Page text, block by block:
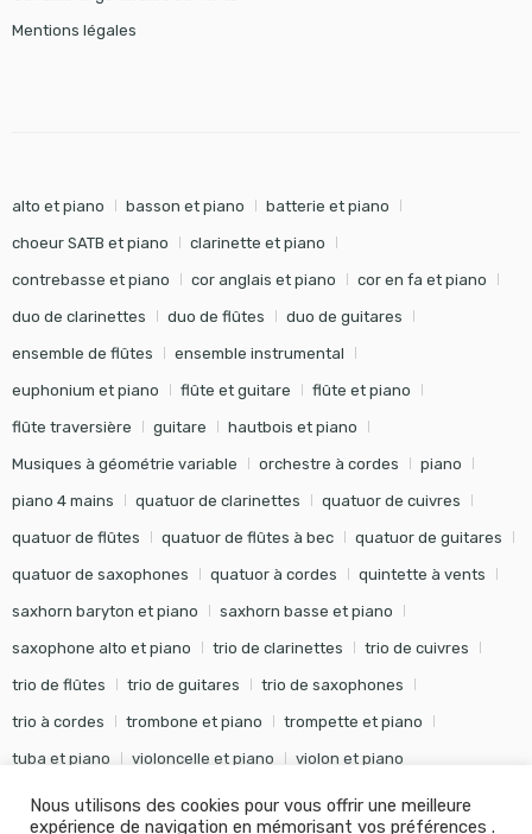
Mentions légales
alto et piano basson et piano batterie et piano
choeur SATB et piano clarinette et piano
contrebasse et piano cor anglais et piano cor en fa et piano
duo de clarinettes duo de flûtes duo de guitares
ensemble de flûtes ensemble instrumental
euphonium et piano flûte et guitare flûte et piano
flûte traversière guitare hautbois et piano
Musiques à géométrie variable orchestre à cordes piano
piano 4 mains quatuor de clarinettes quatuor de cuivres
quatuor de flûtes quatuor de flûtes à bec quatuor de guitares
quatuor de saxophones quatuor à cordes quintette à vents
saxhorn baryton et piano saxhorn basse et piano
saxophone alto et piano trio de clarinettes trio de cuivres
trio de flûtes trio de guitares trio de saxophones
trio à cordes trombone et piano trompette et piano
tuba et piano violoncelle et piano violon et piano
Nous utilisons des cookies pour vous offrir une meilleure
expérience de navigation en mémorisant vos préférences .